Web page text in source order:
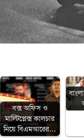
বক্স অফিস ও
মাল্টিপ্লেক্স কালচার
নিয়ে বিএমআরের…